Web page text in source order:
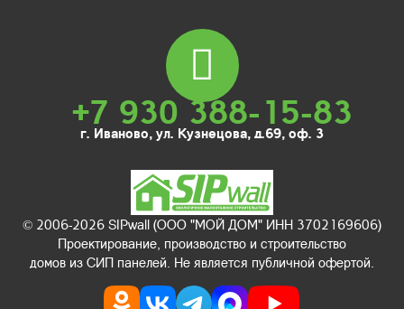
+7 930 388-15-83
г. Иваново, ул. Кузнецова, д.69, оф. 3
© 2006-2026 SIPwall (ООО "МОЙ ДОМ" ИНН 3702169606)
Проектирование, производство и строительство
домов из СИП панелей. Не является публичной офертой.